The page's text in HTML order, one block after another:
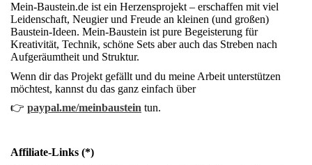
Mein-Baustein.de ist ein Herzensprojekt – erschaffen mit viel
Leidenschaft, Neugier und Freude an kleinen (und großen)
Baustein-Ideen. Mein-Baustein ist pure Begeisterung für
Kreativität, Technik, schöne Sets aber auch das Streben nach
Aufgeräumtheit und Struktur.
Wenn dir das Projekt gefällt und du meine Arbeit unterstützen
möchtest, kannst du das ganz einfach über
👉 paypal.me/meinbaustein tun.
Affiliate-Links (*)